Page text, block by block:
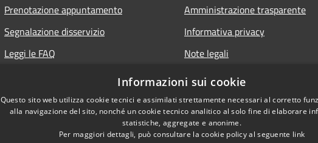
Prenotazione appuntamento
Segnalazione disservizio
Leggi le FAQ
Amministrazione trasparente
Informativa privacy
Note legali
Dichiarazione di accessibilità
Informazioni sui cookie
Questo sito web utilizza cookie tecnici e assimilati strettamente necessari al corretto
alla navigazione del sito, nonché un cookie tecnico analitico al solo fine di elaborare
statistiche, aggregate e anonime.
Per maggiori dettagli, può consultare la cookie policy al seguente link